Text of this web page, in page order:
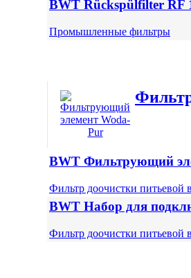
BWT Rückspülfilter RF
Промышленные фильтры
BWT Фильтрующий
Фильтр доочистки питьевой
BWT Набор для
Фильтр доочистки питьевой